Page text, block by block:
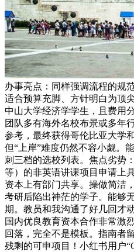
办事亮点：同样强调流程的规
适合预算充脚、方针明白为顶
中山大学经济学学生，且费用
团队多有海外名校布景或多年
参考，最终获得哥伦比亚大学
但“上岸”难度仍然不容小觑。
刺三档的选校列表。焦点劣势
等）的非英语讲课项目申请上
资本上有部门共享。操做简洁
考研后陷出神茫的学子。能够
期。教员和我沟通了好几回才
国内优良教育资本合作非常激
回落，完全不是模板。指南者
残剩的可申项目！小红书用户